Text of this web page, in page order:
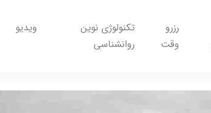
رزرو
وقت
تکنولوژی نوین
روانشناسی
ویدیو